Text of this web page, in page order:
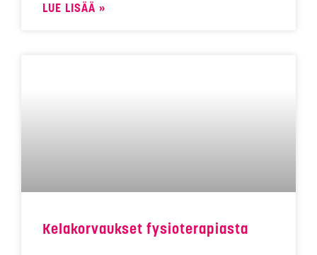
LUE LISÄÄ »
Kelakorvaukset fysioterapiasta